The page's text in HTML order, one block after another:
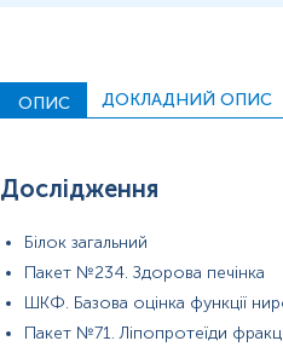
*Одиниці вимірювання,
вимірювань можуть змінюватися
Кров відбирається натщесерце
їжі).
Напередодні рекомендовано
ситуації, прийом алкоголю,
ОПИС ДОКЛАДНИЙ ОПИС
Дослідження
Білок загальний
Пакет №234. Здорова печінка
ШКФ. Базова оцінка функції
Пакет №71. Ліпопротеїди